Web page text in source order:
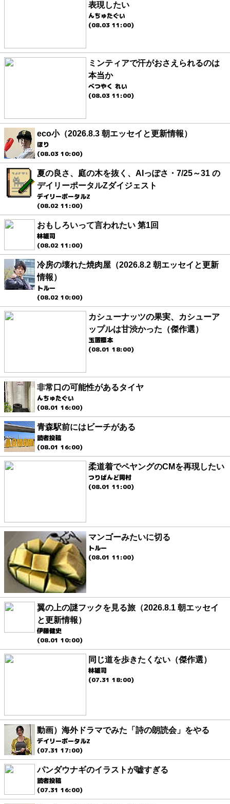
表現したい
んちゅたぐい
(08.03 11:00)
ミンティアで汗がおさえられるのは
本当か
べつやく れい
(08.03 11:00)
eco小（2026.8.3 朝エッセイと更新情報）
ほり
(08.03 10:00)
夏の良さ、庭の木を抜く、AIっぽさ・7/25～31 の
デイリーポータルZダイジェスト
デイリーポータルZ
(08.02 11:00)
おもしろいって言われたい 第1回
林雄司
(08.02 11:00)
冷房の壊れた焼肉屋（2026.8.2 朝エッセイと更新
情報）
トルー
(08.02 10:00)
カシューナッツの果実、カシューア
ップルは甘渋かった（傑作選）
玉置標本
(08.01 18:00)
非常口の可能性があるタイヤ
んちゅたぐい
(08.01 16:00)
青森駅前にはビーチがある
読者投稿
(08.01 16:00)
柔道着でペヤングのCMを再現したい
つりばんど岡村
(08.01 11:00)
マンゴーみたいに切る
トルー
(08.01 11:00)
翼の上の謎フックを見る旅（2026.8.1 朝エッセイ
と更新情報）
伊藤健史
(08.01 10:00)
同じ道を歩きたくない（傑作選）
林雄司
(07.31 18:00)
動画）海外ドラマでみた「詩の朗読会」をやる
デイリーポータルZ
(07.31 17:00)
パンダウナギのイラストが嘘すぎる
読者投稿
(07.31 16:00)